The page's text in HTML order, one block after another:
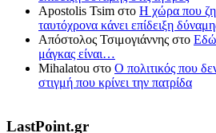
Apostolis Tsim στο Η χώρα που
ταυτόχρονα κάνει επίδειξη
Απόστολος Τσιμογιάννης στο Εδώ
μάγκας είναι…
Mihalatou στο Ο πολιτικός που
στιγμή που κρίνει την πατρίδα
LastPoint.gr